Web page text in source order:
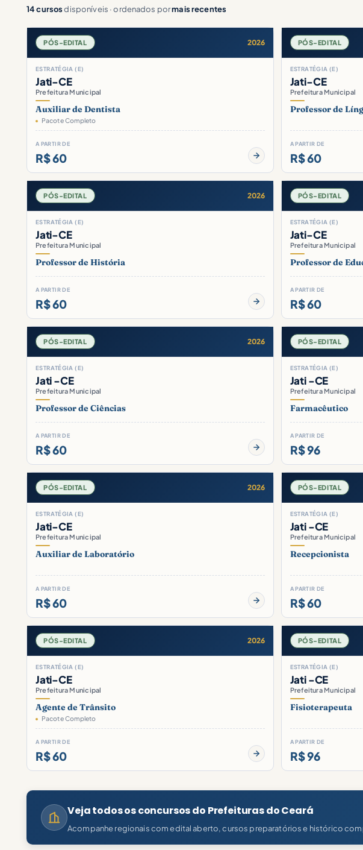
14 cursosdisponíveis · ordenados pormais recentes
PÓS-EDITAL 2026
ESTRATÉGIA (E)
Jati-CE
Prefeitura Municipal
Auxiliar de Dentista
Pacote Completo
A PARTIR DE
R$ 60
PÓS-EDITAL
ESTRATÉGIA (E)
Jati-CE
Prefeitura Municipal
Professor de
A PARTIR DE
R$ 60
PÓS-EDITAL 2026
ESTRATÉGIA (E)
Jati-CE
Prefeitura Municipal
Professor de História
A PARTIR DE
R$ 60
PÓS-EDITAL
ESTRATÉGIA (E)
Jati-CE
Prefeitura Municipal
Professor de
A PARTIR DE
R$ 60
PÓS-EDITAL 2026
ESTRATÉGIA (E)
Jati -CE
Prefeitura Municipal
Professor de Ciências
A PARTIR DE
R$ 60
PÓS-EDITAL
ESTRATÉGIA (E)
Jati -CE
Prefeitura Municipal
Farmacêutico
A PARTIR DE
R$ 96
PÓS-EDITAL 2026
ESTRATÉGIA (E)
Jati-CE
Prefeitura Municipal
Auxiliar de Laboratório
A PARTIR DE
R$ 60
PÓS-EDITAL
ESTRATÉGIA (E)
Jati -CE
Prefeitura Municipal
Recepcionista
A PARTIR DE
R$ 60
PÓS-EDITAL 2026
ESTRATÉGIA (E)
Jati-CE
Prefeitura Municipal
Agente de Trânsito
Pacote Completo
A PARTIR DE
R$ 60
PÓS-EDITAL
ESTRATÉGIA (E)
Jati -CE
Prefeitura Municipal
Fisioterapeuta
A PARTIR DE
R$ 96
Veja todos os concursos do Prefeituras do Ceará
Acompanhe regionais com edital aberto, cursos preparatórios e histórico